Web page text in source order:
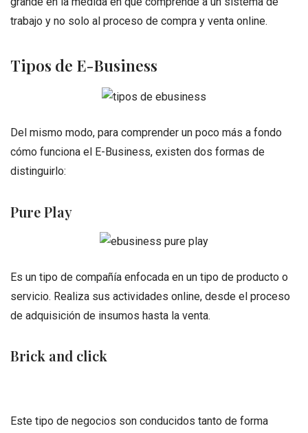
trabajo y no solo al proceso de compra y venta online.
Tipos de E-Business
Del mismo modo, para comprender un poco más a fondo
cómo funciona el E-Business, existen dos formas de
distinguirlo:
Pure Play
Es un tipo de compañía enfocada en un tipo de producto o
servicio. Realiza sus actividades online, desde el proceso
de adquisición de insumos hasta la venta.
Brick and click
Este tipo de negocios son conducidos tanto de forma